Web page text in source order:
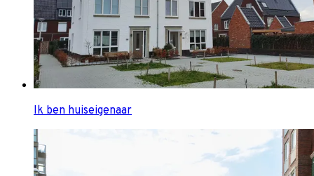
Ik ben huiseigenaar